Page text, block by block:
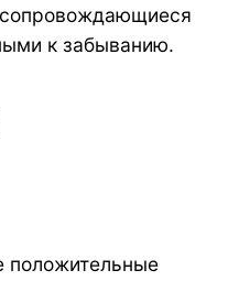
сопровождающиеся
к забыванию.
положительные